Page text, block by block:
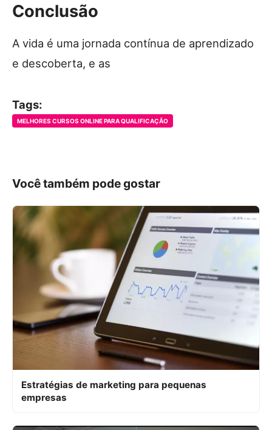
Conclusão
A vida é uma jornada contínua de aprendizado
e descoberta, e as
Tags:
MELHORES CURSOS ONLINE PARA QUALIFICAÇÃO
Você também pode gostar
Estratégias de marketing para pequenas
empresas